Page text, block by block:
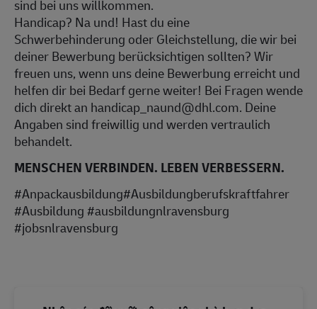
sind bei uns willkommen.
Handicap? Na und! Hast du eine
Schwerbehinderung oder Gleichstellung, die wir bei
deiner Bewerbung berücksichtigen sollten? Wir
freuen uns, wenn uns deine Bewerbung erreicht und
helfen dir bei Bedarf gerne weiter! Bei Fragen wende
dich direkt an handicap_naund@dhl.com. Deine
Angaben sind freiwillig und werden vertraulich
behandelt.
MENSCHEN VERBINDEN. LEBEN VERBESSERN.
#Anpackausbildung#Ausbildungberufskraftfahrer
#Ausbildung #ausbildungnlravensburg
#jobsnlravensburg